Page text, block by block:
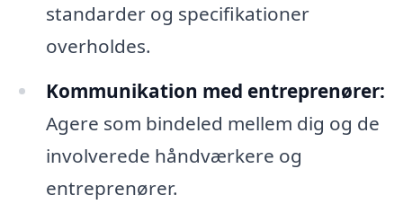
standarder og specifikationer
overholdes.
Kommunikation med entreprenører:
Agere som bindeled mellem dig og de
involverede håndværkere og
entreprenører.